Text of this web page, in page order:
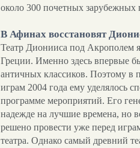
около 300 почетных зарубежных
В Афинах восстановят
Театр Дионииса под Акрополем
Греции. Именно здесь впервые
античных классиков. Поэтому
играм 2004 года ему уделялось
программе мероприятий. Его
надежде на лучшие времена, но
решено провести уже перед
театра. Однако самый древний